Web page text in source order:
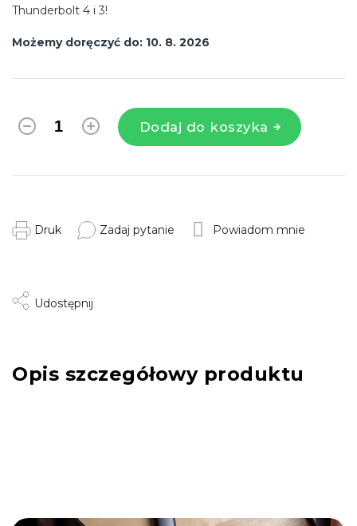
Możemy doręczyć do: 10. 8. 2026
Dodaj do koszyka
Thunderbolt 4 i 3!
Druk Zadaj pytanie Powiadom mnie
Udostępnij
Opis szczegółowy produktu